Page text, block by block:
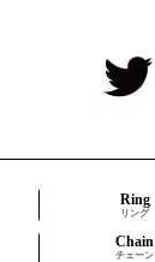
Ring
リング
Chain
チェーン